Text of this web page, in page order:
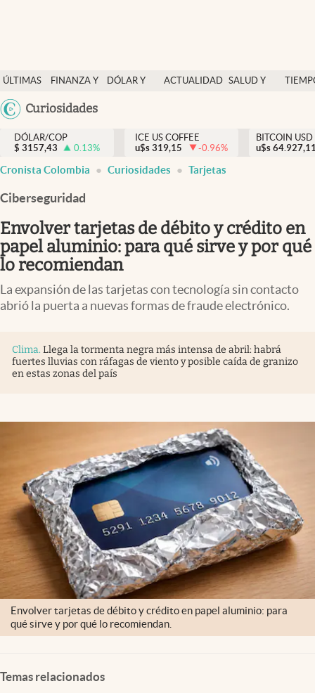
ÚLTIMAS
NOTICIAS
FINANZA Y
DÓLAR Y
ACTUALIDAD SALUD Y
México
Curiosidades
Salud y nutrición
Vida espiritual
Actualidad
Colombia
DÓLAR/COP
$ 3157,43 0.13%
ICE US COFFEE
u$s 319,15 -0.96%
BITCOIN USD
u$s
Cronista Colombia Curiosidades Tarjetas
Ciberseguridad
Envolver tarjetas de débito y crédito en
papel aluminio: para qué sirve y por qué
lo recomiendan
La expansión de las tarjetas con tecnología sin contacto
abrió la puerta a nuevas formas de fraude electrónico.
Clima. Llega la tormenta negra más intensa de abril: habrá
fuertes lluvias con ráfagas de viento y posible caída de granizo
en estas zonas del país
Envolver tarjetas de débito y crédito en papel aluminio: para
qué sirve y por qué lo recomiendan.
Temas relacionados